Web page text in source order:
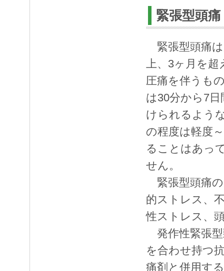
緊張型頭痛
緊張型頭痛は
上、3ヶ月を
圧痛を伴うも
は30分から7
けられるよう
の程度は軽度
ることはあっ
せん。
緊張型頭痛の
的ストレス、
性ストレス、
発作性緊張型
を合わせ持つ
痛剤と併用す